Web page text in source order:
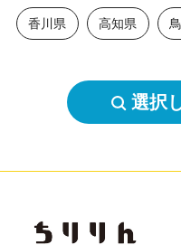
香川県 高知県
選択